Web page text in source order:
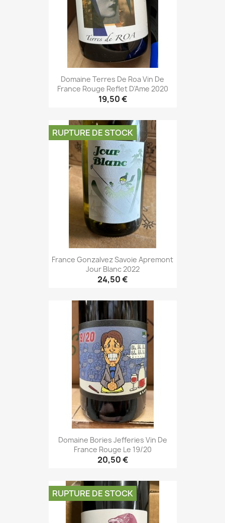
Domaine Terres De Roa Vin De
France Rouge Reflet D'Ame 2020
19,50 €
France Gonzalvez Savoie Apremont
Jour Blanc 2022
24,50 €
RUPTURE DE STOCK
Domaine Bories Jefferies Vin De
France Rouge Le 19/20
20,50 €
RUPTURE DE STOCK